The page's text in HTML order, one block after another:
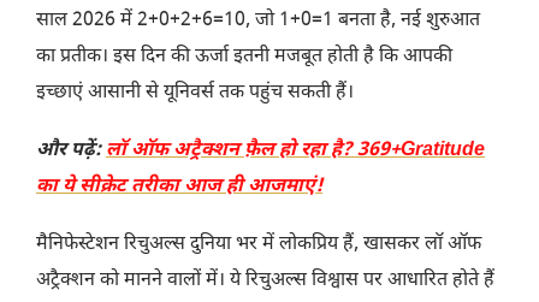
साल 2026 में 2+0+2+6=10, जो 1+0=1 बनता है, नई शुरुआत
का प्रतीक। इस दिन की ऊर्जा इतनी मजबूत होती है कि आपकी
इच्छाएं आसानी से यूनिवर्स तक पहुंच सकती हैं।
और पढ़ें:लॉ ऑफ अट्रैक्शन फ़ैल हो रहा है? 369+Gratitude
का ये सीक्रेट तरीका आज ही आजमाएं!
मैनिफेस्टेशन रिचुअल्स दुनिया भर में लोकप्रिय हैं, खासकर लॉ ऑफ
अट्रैक्शन को मानने वालों में। ये रिचुअल्स विश्वास पर आधारित होते हैं